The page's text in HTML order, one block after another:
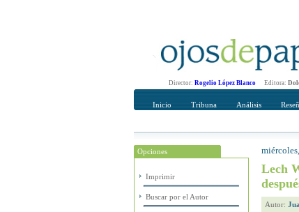
Director: Rogelio López Blanco Editora:
Inicio Tribuna Análisis
Opciones
Imprimir
Buscar por el Autor
Su
Lech
Autor: